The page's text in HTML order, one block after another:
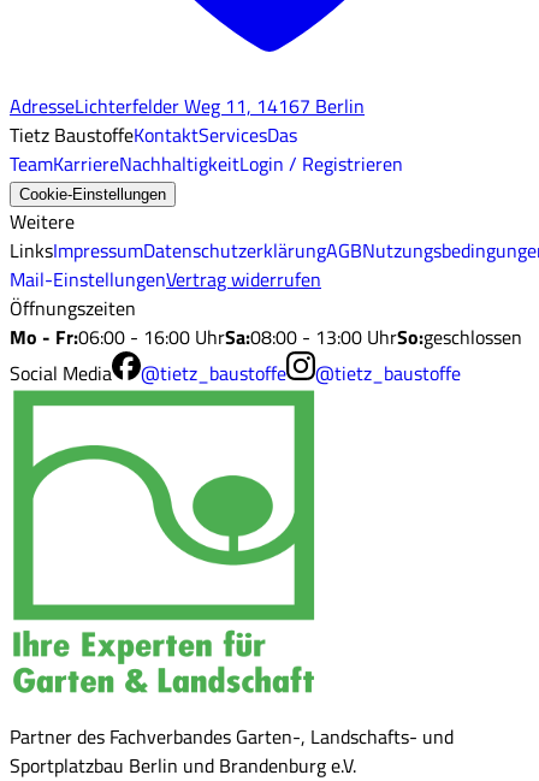
AdresseLichterfelder Weg 11, 14167 Berlin
Tietz BaustoffeKontaktServicesDas
TeamKarriereNachhaltigkeitLogin / Registrieren
Cookie-Einstellungen
Weitere
LinksImpressumDatenschutzerklärungAGB
Mail-EinstellungenVertrag widerrufen
Öffnungszeiten
Mo - Fr:06:00 - 16:00 UhrSa:08:00 - 13:00 UhrSo:geschlossen
Social Media
@tietz_baustoffe @tietz_baustoffe
Partner des Fachverbandes Garten-, Landschafts- und
Sportplatzbau Berlin und Brandenburg e.V.